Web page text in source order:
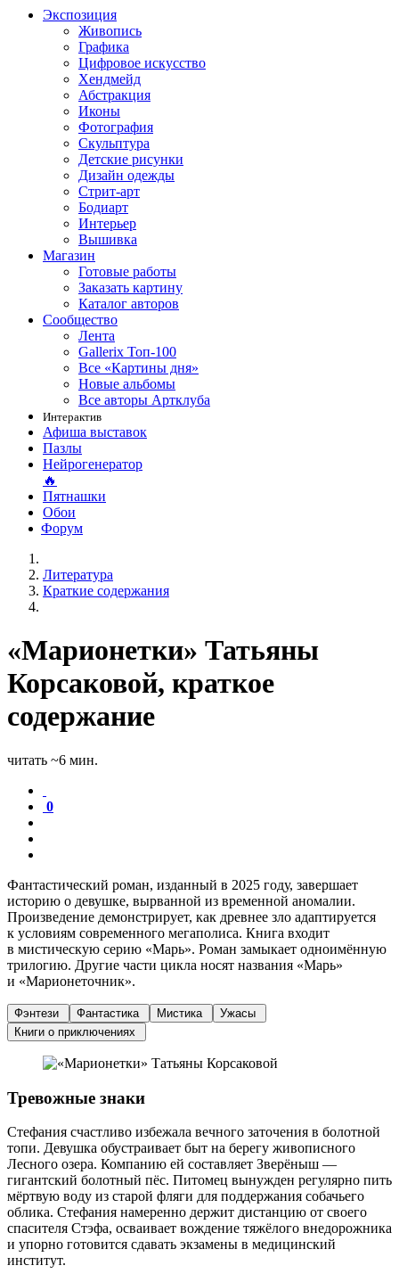
Экспозиция
Живопись
Графика
Цифровое искусство
Хендмейд
Абстракция
Иконы
Фотография
Скульптура
Детские рисунки
Дизайн одежды
Стрит-арт
Бодиарт
Интерьер
Вышивка
Магазин
Готовые работы
Заказать картину
Каталог авторов
Сообщество
Лента
Gallerix Топ-100
Все «Картины дня»
Новые альбомы
Все авторы Артклуба
Интерактив
Афиша выставок
Пазлы
Нейрогенератор
🔥
Пятнашки
Обои
Форум
Литература
Краткие содержания
«Марионетки» Татьяны
Корсаковой, краткое
содержание
читать ~6 мин.
0
Фантастический роман, изданный в 2025 году, завершает
историю о девушке, вырванной из временной аномалии.
Произведение демонстрирует, как древнее зло адаптируется
к условиям современного мегаполиса. Книга входит
в мистическую серию «Марь». Роман замыкает одноимённую
трилогию. Другие части цикла носят названия «Марь»
и «Марионеточник».
Фэнтези Фантастика Мистика
Ужасы
Книги о приключениях
Тревожные знаки
Стефания счастливо избежала вечного заточения в болотной
топи. Девушка обустраивает быт на берегу живописного
Лесного озера. Компанию ей составляет Зверёныш —
гигантский болотный пёс. Питомец вынужден регулярно пить
мёртвую воду из старой фляги для поддержания собачьего
облика. Стефания намеренно держит дистанцию от своего
спасителя Стэфа, осваивает вождение тяжёлого внедорожника
и упорно готовится сдавать экзамены в медицинский
институт.